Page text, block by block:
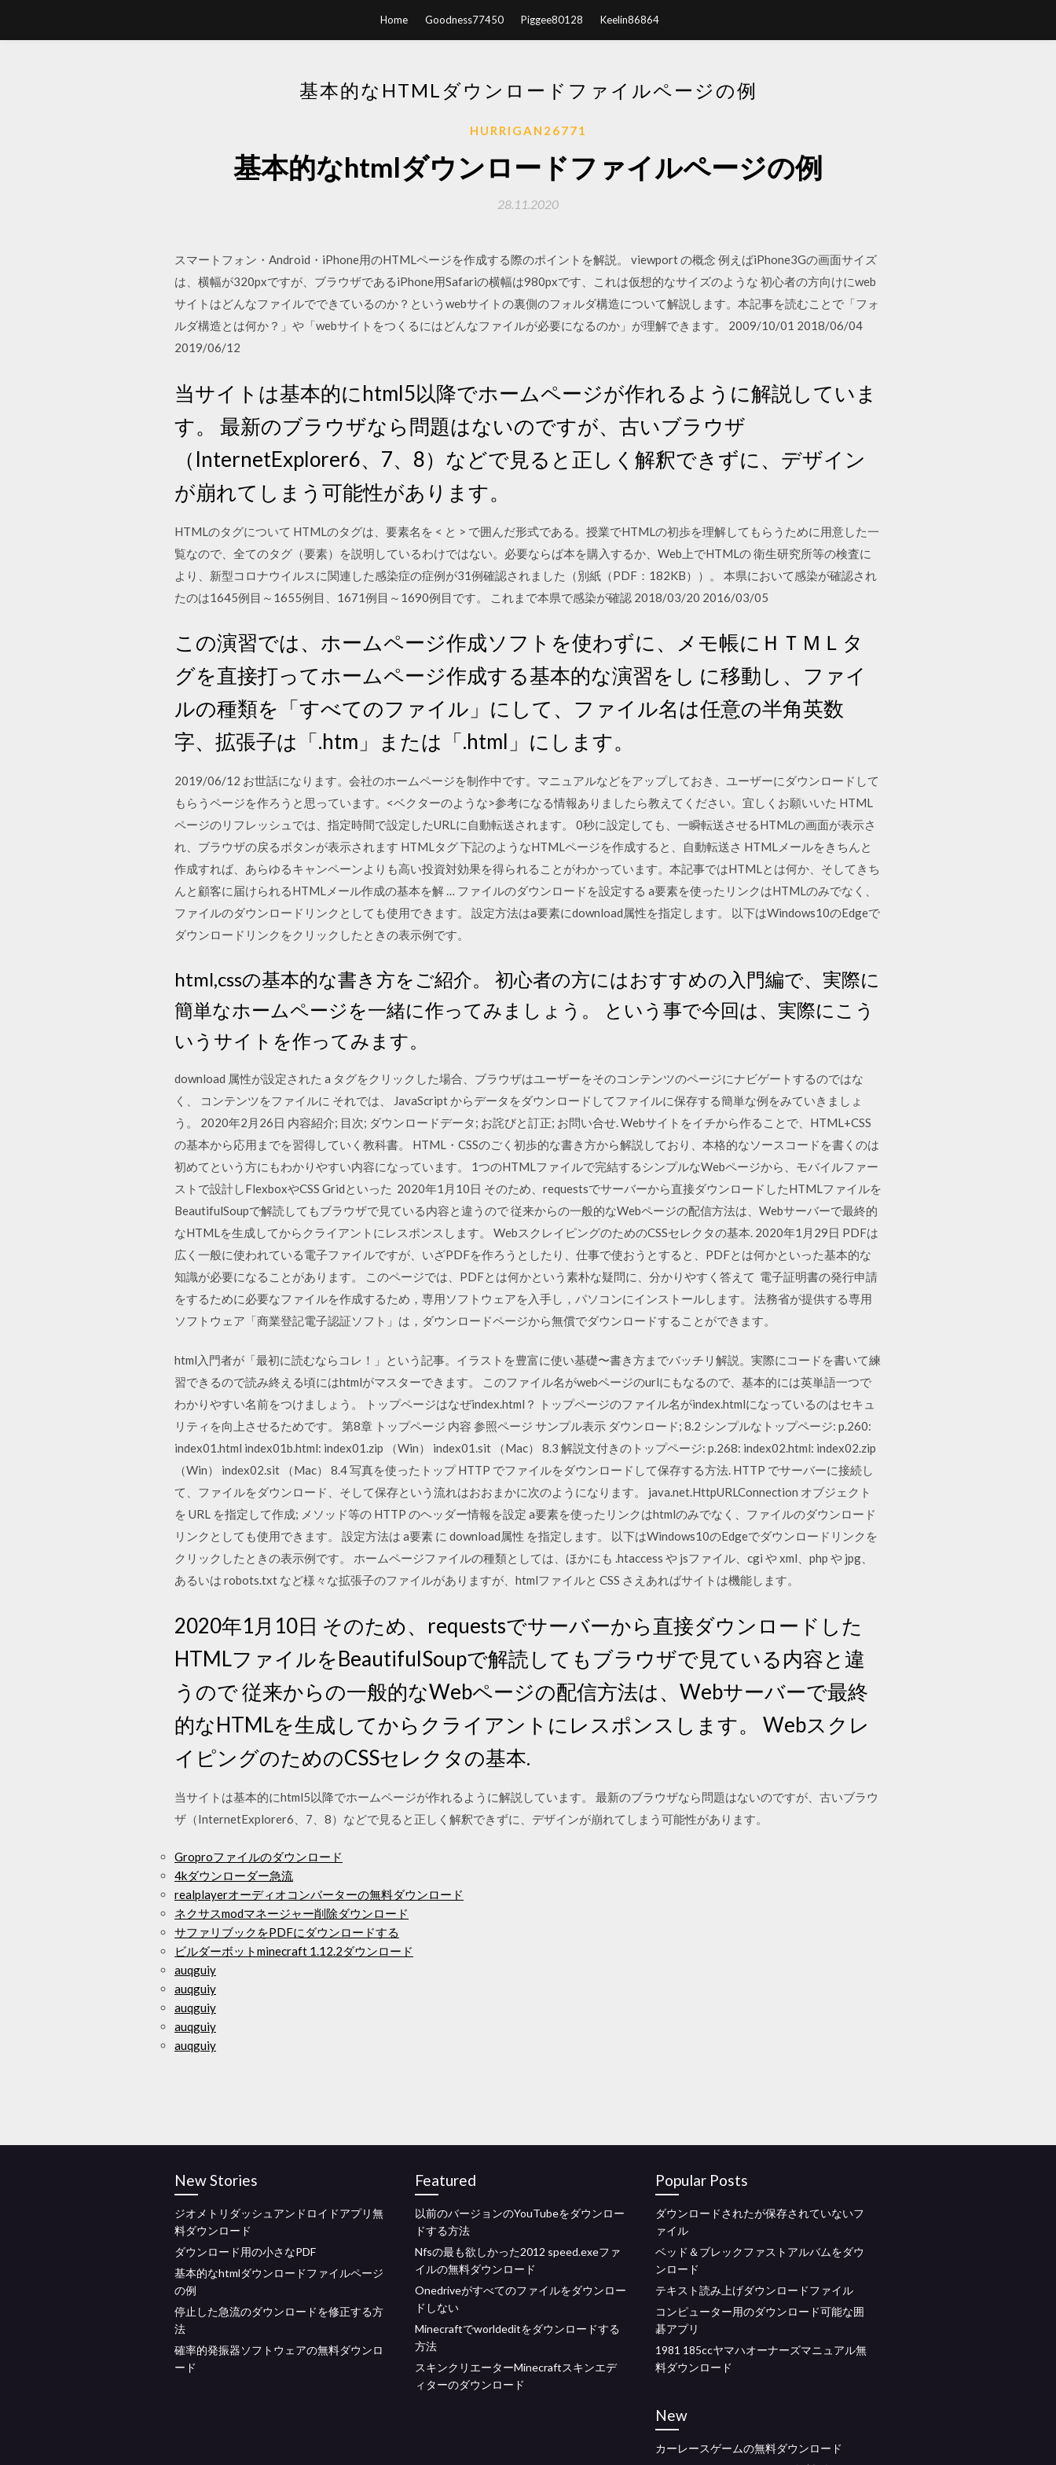
Home Goodness77450 Piggee80128 Keelin86864
基本的なHTMLダウンロードファイルページの例
HURRIGAN26771
基本的なhtmlダウンロードファイルページの例
28.11.2020
スマートフォン・Android・iPhone用のHTMLページを作成する際のポイントを解説。 viewport の概念 例えばiPhone3Gの画面サイズ
は、横幅が320pxですが、ブラウザであるiPhone用Safariの横幅は980pxです、これは仮想的なサイズのような 初心者の方向けにweb
サイトはどんなファイルでできているのか？というwebサイトの裏側のフォルダ構造について解説します。本記事を読むことで「フォ
ルダ構造とは何か？」や「webサイトをつくるにはどんなファイルが必要になるのか」が理解できます。 2009/10/01 2018/06/04
2019/06/12
当サイトは基本的にhtml5以降でホームページが作れるように解説していま
す。 最新のブラウザなら問題はないのですが、古いブラウザ
（InternetExplorer6、7、8）などで見ると正しく解釈できずに、デザイン
が崩れてしまう可能性があります。
HTMLのタグについて HTMLのタグは、要素名を < と > で囲んだ形式である。授業でHTMLの初歩を理解してもらうために用意した一
覧なので、全てのタグ（要素）を説明しているわけではない。必要ならば本を購入するか、Web上でHTMLの 衛生研究所等の検査に
より、新型コロナウイルスに関連した感染症の症例が31例確認されました（別紙（PDF：182KB））。 本県において感染が確認され
たのは1645例目～1655例目、1671例目～1690例目です。 これまで本県で感染が確認 2018/03/20 2016/03/05
この演習では、ホームページ作成ソフトを使わずに、メモ帳にＨＴＭＬタ
グを直接打ってホームページ作成する基本的な演習をし に移動し、ファイ
ルの種類を「すべてのファイル」にして、ファイル名は任意の半角英数
字、拡張子は「.htm」または「.html」にします。
2019/06/12 お世話になります。会社のホームページを制作中です。マニュアルなどをアップしておき、ユーザーにダウンロードして
もらうページを作ろうと思っています。<ベクターのような>参考になる情報ありましたら教えてください。宜しくお願いいた HTML
ページのリフレッシュでは、指定時間で設定したURLに自動転送されます。 0秒に設定しても、一瞬転送させるHTMLの画面が表示さ
れ、ブラウザの戻るボタンが表示されます HTMLタグ 下記のようなHTMLページを作成すると、自動転送さ HTMLメールをきちんと
作成すれば、あらゆるキャンペーンよりも高い投資対効果を得られることがわかっています。本記事ではHTMLとは何か、そしてきち
んと顧客に届けられるHTMLメール作成の基本を解 … ファイルのダウンロードを設定する a要素を使ったリンクはHTMLのみでなく、
ファイルのダウンロードリンクとしても使用できます。 設定方法はa要素にdownload属性を指定します。 以下はWindows10のEdgeで
ダウンロードリンクをクリックしたときの表示例です。
html,cssの基本的な書き方をご紹介。 初心者の方にはおすすめの入門編で、実際に
簡単なホームページを一緒に作ってみましょう。 という事で今回は、実際にこう
いうサイトを作ってみます。
download 属性が設定された a タグをクリックした場合、ブラウザはユーザーをそのコンテンツのページにナビゲートするのではな
く、 コンテンツをファイルに それでは、 JavaScript からデータをダウンロードしてファイルに保存する簡単な例をみていきましょ
う。 2020年2月26日 内容紹介; 目次; ダウンロードデータ; お詫びと訂正; お問い合せ. Webサイトをイチから作ることで、HTML+CSS
の基本から応用までを習得していく教科書。 HTML・CSSのごく初歩的な書き方から解説しており、本格的なソースコードを書くのは
初めてという方にもわかりやすい内容になっています。 1つのHTMLファイルで完結するシンプルなWebページから、モバイルファー
ストで設計しFlexboxやCSS Gridといった 2020年1月10日 そのため、requestsでサーバーから直接ダウンロードしたHTMLファイルを
BeautifulSoupで解読してもブラウザで見ている内容と違うので 従来からの一般的なWebページの配信方法は、Webサーバーで最終的
なHTMLを生成してからクライアントにレスポンスします。 WebスクレイピングのためのCSSセレクタの基本. 2020年1月29日 PDFは
広く一般に使われている電子ファイルですが、いざPDFを作ろうとしたり、仕事で使おうとすると、PDFとは何かといった基本的な
知識が必要になることがあります。 このページでは、PDFとは何かという素朴な疑問に、分かりやすく答えて 電子証明書の発行申請
をするために必要なファイルを作成するため，専用ソフトウェアを入手し，パソコンにインストールします。 法務省が提供する専用
ソフトウェア「商業登記電子認証ソフト」は，ダウンロードページから無償でダウンロードすることができます。
html入門者が「最初に読むならコレ！」という記事。イラストを豊富に使い基礎〜書き方までバッチリ解説。実際にコードを書いて練
習できるので読み終える頃にはhtmlがマスターできます。 このファイル名がwebページのurlにもなるので、基本的には英単語一つで
わかりやすい名前をつけましょう。 トップページはなぜindex.html？ トップページのファイル名がindex.htmlになっているのはセキュ
リティを向上させるためです。 第8章 トップページ 内容 参照ページ サンプル表示 ダウンロード; 8.2 シンプルなトップページ: p.260:
index01.html index01b.html: index01.zip （Win） index01.sit （Mac） 8.3 解説文付きのトップページ: p.268: index02.html: index02.zip
（Win） index02.sit （Mac） 8.4 写真を使ったトップ HTTP でファイルをダウンロードして保存する方法. HTTP でサーバーに接続し
て、ファイルをダウンロード、そして保存という流れはおおまかに次のようになります。 java.net.HttpURLConnection オブジェクト
を URL を指定して作成; メソッド等の HTTP のヘッダー情報を設定 a要素を使ったリンクはhtmlのみでなく、ファイルのダウンロード
リンクとしても使用できます。 設定方法は a要素 に download属性 を指定します。 以下はWindows10のEdgeでダウンロードリンクを
クリックしたときの表示例です。 ホームページファイルの種類としては、ほかにも .htaccess や jsファイル、cgi や xml、php や jpg、
あるいは robots.txt など様々な拡張子のファイルがありますが、htmlファイルと CSS さえあればサイトは機能します。
2020年1月10日 そのため、requestsでサーバーから直接ダウンロードした
HTMLファイルをBeautifulSoupで解読してもブラウザで見ている内容と違
うので 従来からの一般的なWebページの配信方法は、Webサーバーで最終
的なHTMLを生成してからクライアントにレスポンスします。 Webスクレ
イピングのためのCSSセレクタの基本.
当サイトは基本的にhtml5以降でホームページが作れるように解説しています。 最新のブラウザなら問題はないのですが、古いブラウ
ザ（InternetExplorer6、7、8）などで見ると正しく解釈できずに、デザインが崩れてしまう可能性があります。
Groproファイルのダウンロード
4kダウンローダー急流
realplayerオーディオコンバーターの無料ダウンロード
ネクサスmodマネージャー削除ダウンロード
サファリブックをPDFにダウンロードする
ビルダーボットminecraft 1.12.2ダウンロード
auqguiy
auqguiy
auqguiy
auqguiy
auqguiy
New Stories
ジオメトリダッシュアンドロイドアプリ無
料ダウンロード
ダウンロード用の小さなPDF
基本的なhtmlダウンロードファイルページ
の例
停止した急流のダウンロードを修正する方
法
確率的発振器ソフトウェアの無料ダウンロ
ード
Featured
以前のバージョンのYouTubeをダウンロー
ドする方法
Nfsの最も欲しかった2012 speed.exeファ
イルの無料ダウンロード
Onedriveがすべてのファイルをダウンロー
ドしない
Minecraftでworldeditをダウンロードする
方法
スキンクリエーターMinecraftスキンエデ
ィターのダウンロード
Popular Posts
ダウンロードされたが保存されていないフ
ァイル
ベッド＆ブレックファストアルバムをダウ
ンロード
テキスト読み上げダウンロードファイル
コンピューター用のダウンロード可能な囲
碁アプリ
1981 185ccヤマハオーナーズマニュアル無
料ダウンロード
New
カーレースゲームの無料ダウンロード